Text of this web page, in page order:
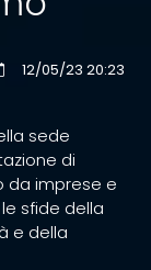
12/05/23 20:23
sede
di
da imprese e
sfide della
e della